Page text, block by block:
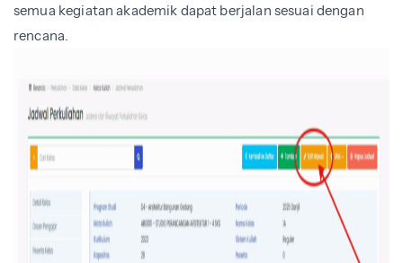
semua kegiatan akademik dapat berjalan sesuai dengan
rencana.